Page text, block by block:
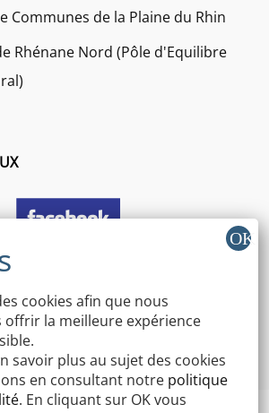
Communes de la Plaine du Rhin
Rhénane Nord (Pôle d'Equilibre
cookies afin que nous
offrir la meilleure expérience
savoir plus au sujet des cookies
en consultant notre politique
. En cliquant sur OK vous